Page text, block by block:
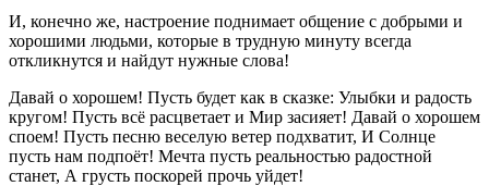
И, конечно же, настроение поднимает общение с добрыми и
хорошими людьми, которые в трудную минуту всегда
откликнутся и найдут нужные слова!
Давай о хорошем! Пусть будет как в сказке: Улыбки и радость
кругом! Пусть всё расцветает и Мир засияет! Давай о хорошем
споем! Пусть песню веселую ветер подхватит, И Солнце
пусть нам подпоёт! Мечта пусть реальностью радостной
станет, А грусть поскорей прочь уйдет!